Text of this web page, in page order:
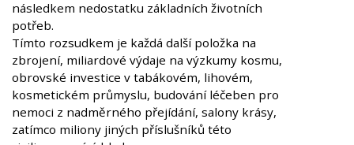
následkem nedostatku základních životních
potřeb.
Tímto rozsudkem je každá další položka na
zbrojení, miliardové výdaje na výzkumy kosmu,
obrovské investice v tabákovém, lihovém,
kosmetickém průmyslu, budování léčeben pro
nemoci z nadměrného přejídání, salony krásy,
zatímco miliony jiných příslušníků této